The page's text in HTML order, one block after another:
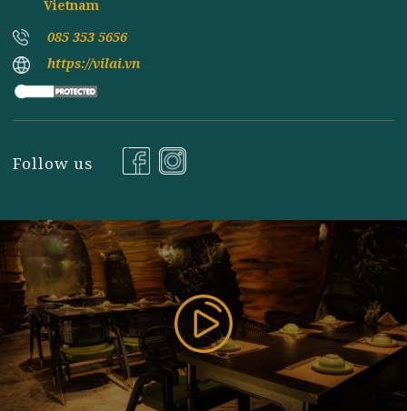
Hà Nội ( Gần Vincom Center Bà Triệu ), Hanoi,
Vietnam
085 353 5656
https://vilai.vn